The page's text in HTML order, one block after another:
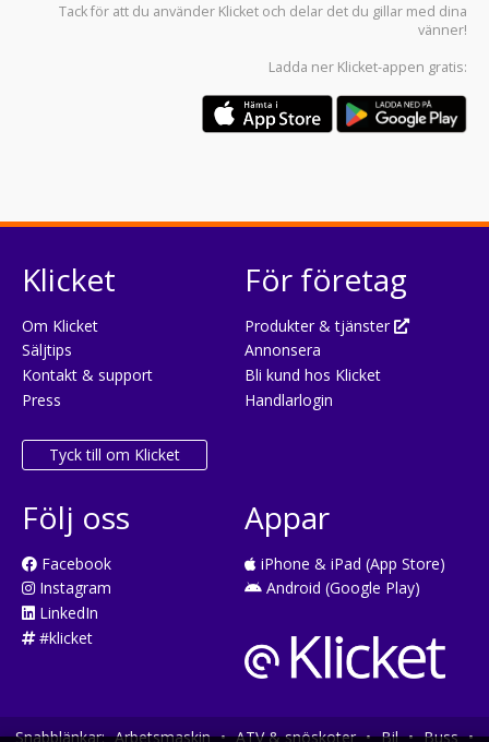
Tack för att du använder Klicket och delar det du gillar med dina
vänner!
Ladda ner Klicket-appen gratis:
Klicket
Om Klicket
Säljtips
Kontakt & support
Press
Tyck till om Klicket
För företag
Produkter & tjänster
Annonsera
Bli kund hos Klicket
Handlarlogin
Följ oss
Facebook
Instagram
LinkedIn
#klicket
Appar
iPhone & iPad (App Store)
Android (Google Play)
Snabblänkar: Arbetsmaskin • ATV & snöskoter • Bil • Buss •